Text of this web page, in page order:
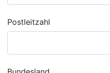
Postleitzahl